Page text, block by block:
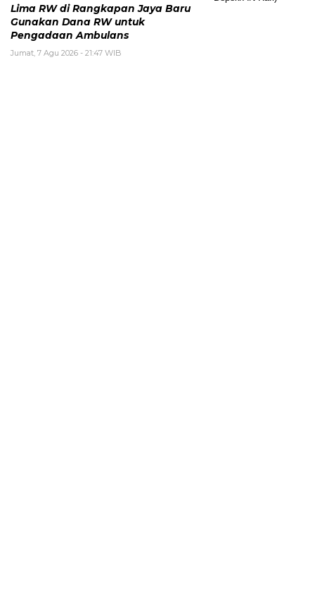
Lima RW di Rangkapan Jaya Baru
Gunakan Dana RW untuk
Pengadaan Ambulans
Jumat, 7 Agu 2026 - 21:47 WIB